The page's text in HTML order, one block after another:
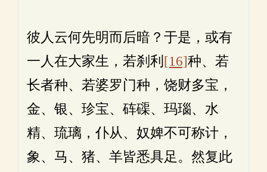
彼人云何先明而后暗？于是，或有
一人在大家生，若刹利 [16]种、若
长者种、若婆罗门种，饶财多宝，
金、银、珍宝、砗磲、玛瑙、水
精、琉璃，仆从、奴婢不可称计，
象、马、猪、羊皆悉具足。然复此